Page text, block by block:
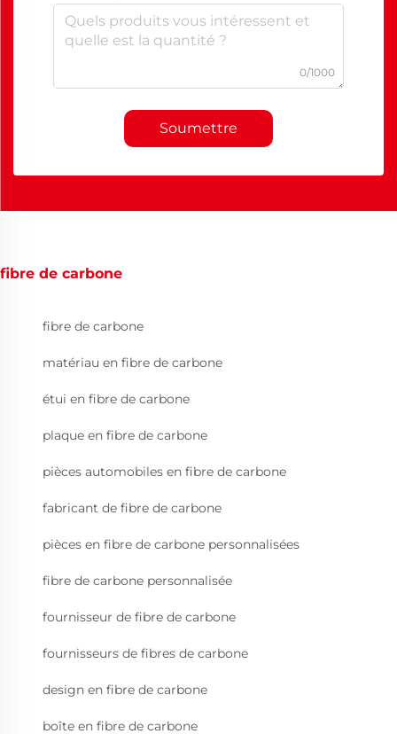
0/1000
Soumettre
fibre de carbone
fibre de carbone
matériau en fibre de carbone
étui en fibre de carbone
plaque en fibre de carbone
pièces automobiles en fibre de carbone
fabricant de fibre de carbone
pièces en fibre de carbone personnalisées
fibre de carbone personnalisée
fournisseur de fibre de carbone
fournisseurs de fibres de carbone
design en fibre de carbone
boîte en fibre de carbone